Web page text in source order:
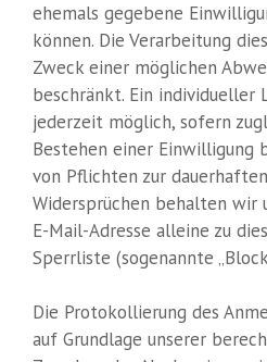
ehemals gegebene
können. Die Verarbeitung
Zweck einer möglichen
beschränkt. Ein individueller
jederzeit möglich, sofern
Bestehen einer Einwilligung
von Pflichten zur
Widersprüchen behalten wir
E-Mail-Adresse alleine zu
Sperrliste (sogenannte
Die Protokollierung des
auf Grundlage unserer